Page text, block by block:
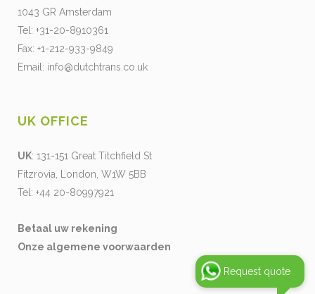
1043 GR Amsterdam
Tel: +31-20-8910361
Fax: +1-212-933-9849
Email: info@dutchtrans.co.uk
UK OFFICE
UK: 131-151 Great Titchfield St
Fitzrovia, London, W1W 5BB
Tel: +44 20-80997921
Betaal uw rekening
Onze algemene voorwaarden
Request quote